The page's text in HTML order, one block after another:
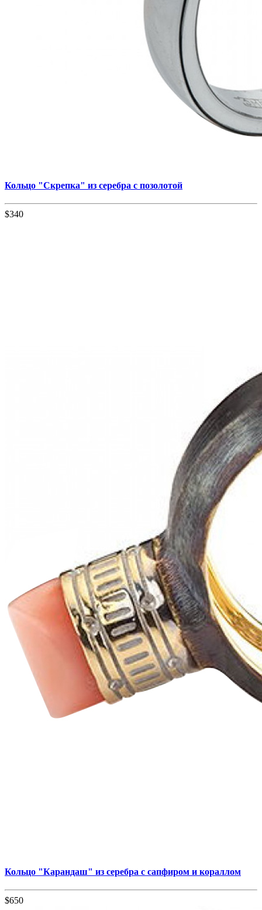
Кольцо "Cкрепка" из серебра с позолотой
$340
Кольцо "Карандаш" из серебра с сапфиром и кораллом
$650